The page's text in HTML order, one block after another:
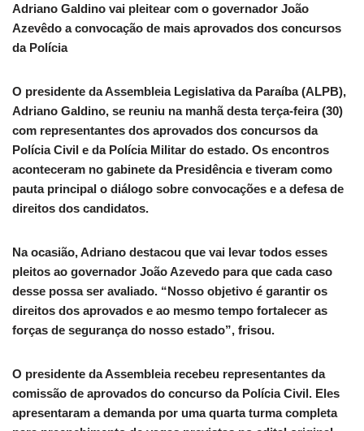
Adriano Galdino vai pleitear com o governador João
Azevêdo a convocação de mais aprovados dos concursos
da Polícia
O presidente da Assembleia Legislativa da Paraíba (ALPB),
Adriano Galdino, se reuniu na manhã desta terça-feira (30)
com representantes dos aprovados dos concursos da
Polícia Civil e da Polícia Militar do estado. Os encontros
aconteceram no gabinete da Presidência e tiveram como
pauta principal o diálogo sobre convocações e a defesa de
direitos dos candidatos.
Na ocasião, Adriano destacou que vai levar todos esses
pleitos ao governador João Azevedo para que cada caso
desse possa ser avaliado. “Nosso objetivo é garantir os
direitos dos aprovados e ao mesmo tempo fortalecer as
forças de segurança do nosso estado”, frisou.
O presidente da Assembleia recebeu representantes da
comissão de aprovados do concurso da Polícia Civil. Eles
apresentaram a demanda por uma quarta turma completa